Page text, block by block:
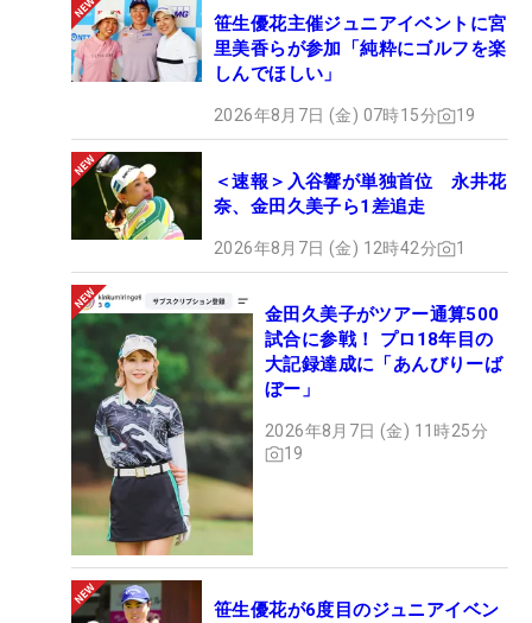
笹生優花主催ジュニアイベントに宮
里美香らが参加「純粋にゴルフを楽
しんでほしい」
2026年8月7日 (金) 07時15分 19
＜速報＞入谷響が単独首位 永井花
奈、金田久美子ら1差追走
2026年8月7日 (金) 12時42分 1
金田久美子がツアー通算500
試合に参戦！ プロ18年目の
大記録達成に「あんびりーば
ぼー」
2026年8月7日 (金) 11時25分
19
笹生優花が6度目のジュニアイベン